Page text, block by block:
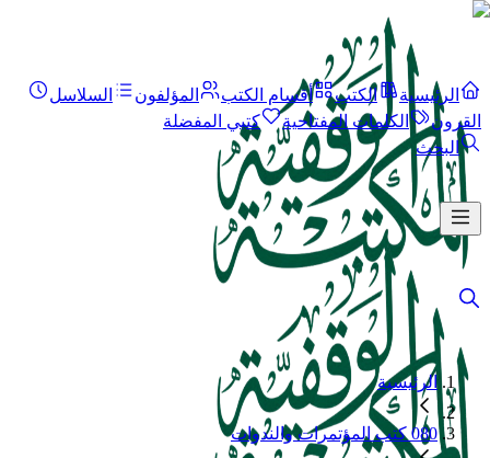
الرئيسية الكتب أقسام الكتب المؤلفون
السلاسل
القرون
الكلمات المفتاحية
كتبي المفضلة
البحث
الرئيسية
080 كتب المؤتمرات والندوات